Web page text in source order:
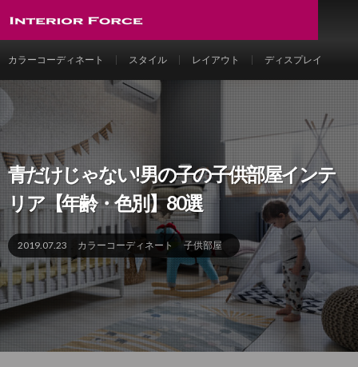
カラーコーディネート スタイル レイアウト ディスプレイ
青だけじゃない!男の子の子供部屋インテ
リア【年齢・色別】80選
2019.07.23 カラーコーディネート 子供部屋